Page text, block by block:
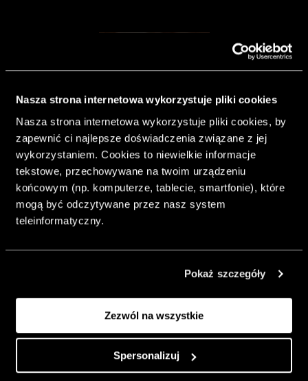
Nasza strona internetowa wykorzystuje pliki cookies
Nasza strona internetowa wykorzystuje pliki cookies, by
zapewnić ci najlepsze doświadczenia związane z jej
wykorzystaniem. Cookies to niewielkie informacje
tekstowe, przechowywane na twoim urządzeniu
końcowym (np. komputerze, tablecie, smartfonie), które
mogą być odczytywane przez nasz system
teleinformatyczny.
Pokaż szczegóły
Zezwól na wszystkie
Spersonalizuj
& Living 40.
„Dom bardziej
Twój. Odważ się
urządzić go
rzemiosło jako
punkt wyjścia
do wnętrz
pełnych
charakteru”.